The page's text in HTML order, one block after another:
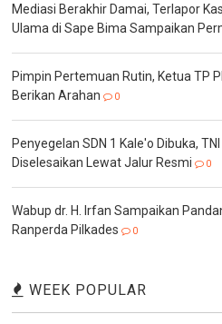
Mediasi Berakhir Damai, Terlapor
Ulama di Sape Bima Sampaikan
Pimpin Pertemuan Rutin, Ketua TP
Berikan Arahan
0
Penyegelan SDN 1 Kale'o Dibuka,
Diselesaikan Lewat Jalur Resmi
0
Wabup dr. H. Irfan Sampaikan
Ranperda Pilkades
0
WEEK POPULAR